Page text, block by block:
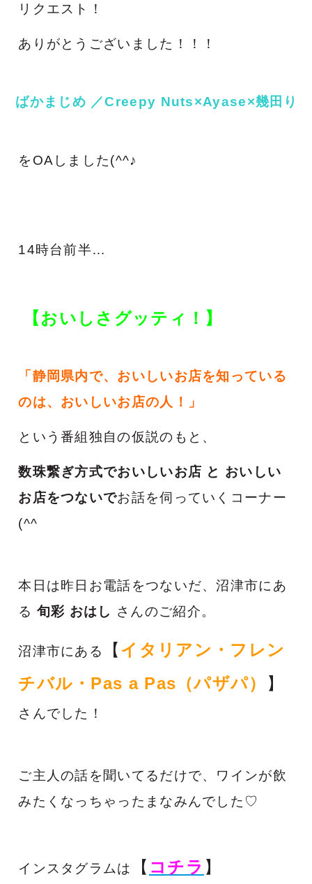
リクエスト！
ありがとうございました！！！
ばかまじめ ／Creepy Nuts×Ayase×幾田りら
をOAしました(^^♪
14時台前半…
【おいしさグッティ！】
「静岡県内で、おいしいお店を知っている
のは、おいしいお店の人！」
という番組独自の仮説のもと、
数珠繋ぎ方式でおいしいお店 と おいしい
お店をつないでお話を伺っていくコーナー
(^^ゞ
本日は昨日お電話をつないだ、沼津市にあ
る 旬彩 おはし さんのご紹介。
沼津市にある 【イタリアン・フレン
チバル・Pas a Pas（パザパ）
】
さんでした！
ご主人の話を聞いてるだけで、ワインが飲
みたくなっちゃったまなみんでした♡
インスタグラムは 【 コチラ 】